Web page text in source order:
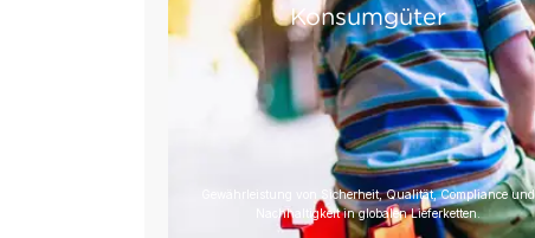
Konsumgüter
Gewährleistung von Sicherheit, Qualität, Compliance und
Nachhaltigkeit in globalen Lieferketten.